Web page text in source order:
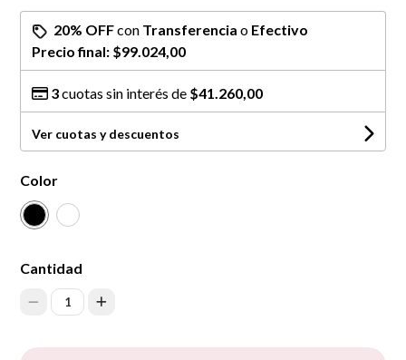
20% OFFcon Transferencia o Efectivo
Precio final: $99.024,00
3cuotas sin interés de $41.260,00
Ver cuotas y descuentos
Color
Cantidad
1